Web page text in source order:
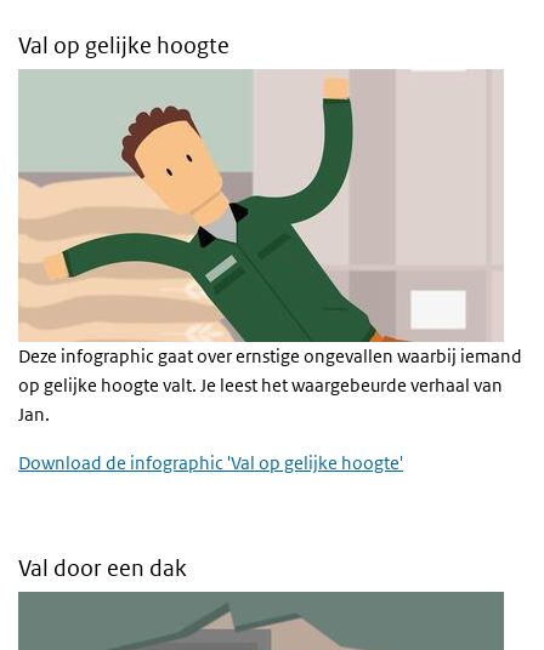
Val op gelijke hoogte
Deze infographic gaat over ernstige ongevallen waarbij iemand
op gelijke hoogte valt. Je leest het waargebeurde verhaal van
Jan.
Download de infographic 'Val op gelijke hoogte'
Val door een dak